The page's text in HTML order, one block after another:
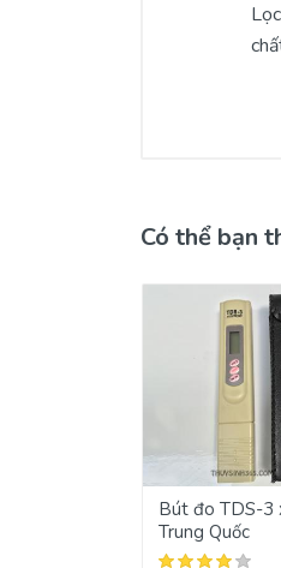
Có thể bạn
Bút đo TDS-3
Trung Quốc